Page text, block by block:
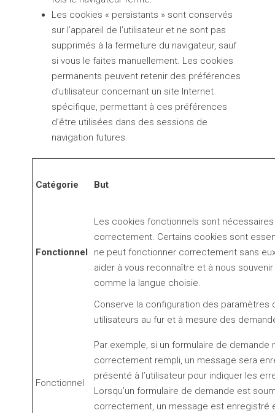
Les cookies « persistants » sont conservés
sur l’appareil de l’utilisateur et ne sont pas
supprimés à la fermeture du navigateur, sauf
si vous le faites manuellement. Les cookies
permanents peuvent retenir des préférences
d’utilisateur concernant un site Internet
spécifique, permettant à ces préférences
d’être utilisées dans des sessions de
navigation futures.
Catégorie But
Fonctionnel
Les cookies fonctionnels sont
correctement. Certains cookies sont
ne peut fonctionner correctement sans
aider à vous reconnaître et à nous
comme la langue choisie.
Fonctionnel
Conserve la configuration des paramètres
utilisateurs au fur et à mesure des
Par exemple, si un formulaire de demande
correctement rempli, un message sera
présenté à l’utilisateur pour indiquer les
Lorsqu’un formulaire de demande est
correctement, un message est enregistré